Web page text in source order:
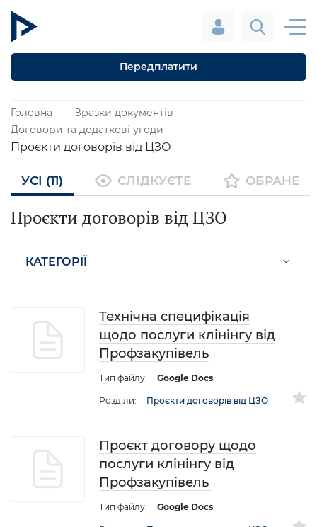
Передплатити
Головна
Зразки документів
Договори та додаткові угоди
Проєкти договорів від ЦЗО
УСІ (11) СЛІДКУЄТЕ ОБРАНЕ
Проєкти договорів від ЦЗО
КАТЕГОРІЇ
Технічна специфікація
щодо послуги клінінгу від
Профзакупівель
Тип файлу: Google Docs
Розділи: Проєкти договорів від ЦЗО
Проєкт договору щодо
послуги клінінгу від
Профзакупівель
Тип файлу: Google Docs